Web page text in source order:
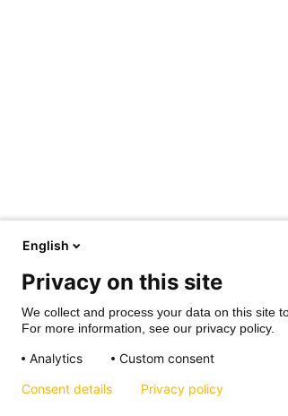
English
Privacy on this site
We collect and process your data on this site
For more information, see our privacy policy.
Analytics Custom consent
Consent details Privacy policy